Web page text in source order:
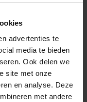
advertenties te
media te bieden
Ook delen we
site met onze
en analyse. Deze
met andere
12,11 €/Stuk
4,84 € / m
/ geleverde hoeveelheid
12,11 €